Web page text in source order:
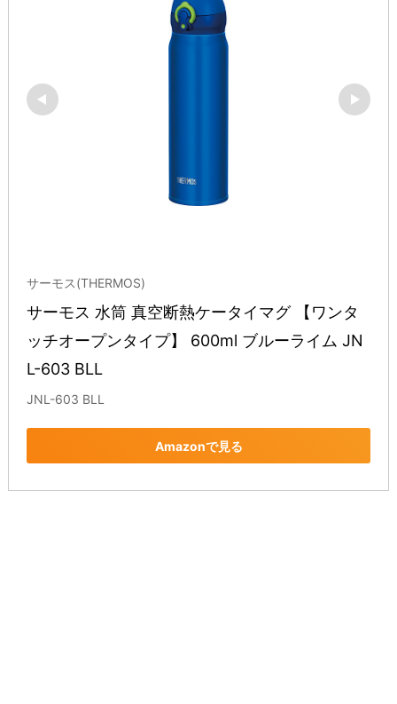
サーモス(THERMOS)
サーモス 水筒 真空断熱ケータイマグ 【ワンタ
ッチオープンタイプ】 600ml ブルーライム JN
L-603 BLL
JNL-603 BLL
Amazonで見る